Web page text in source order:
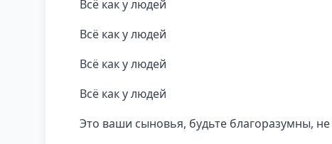
Всё как у людей
Всё как у людей
Всё как у людей
Всё как у людей
Это ваши сыновья, будьте благоразумны,